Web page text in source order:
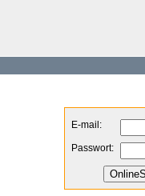
E-mail:
Passwort: